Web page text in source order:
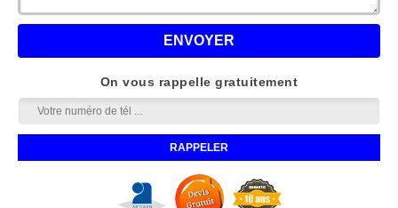
On vous rappelle gratuitement